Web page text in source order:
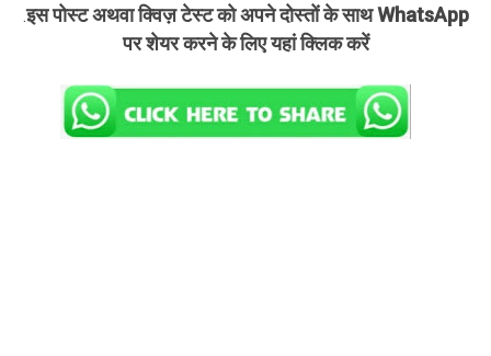
.इस पोस्ट अथवा क्विज़ टेस्ट को अपने दोस्तों के साथ WhatsApp
पर शेयर करने के लिए यहां क्लिक करें